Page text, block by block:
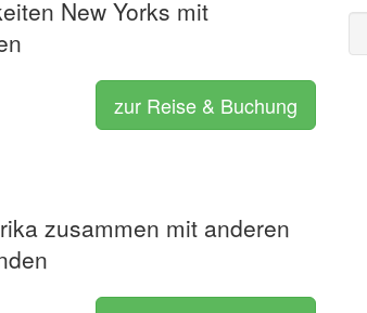
New Yorks mit
zur Reise & Buchung
zusammen mit anderen